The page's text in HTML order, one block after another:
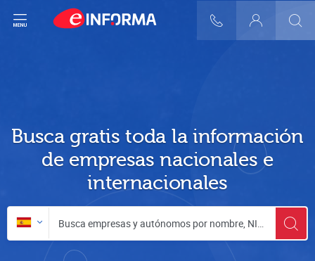
Busca gratis toda la información
de empresas nacionales e
internacionales